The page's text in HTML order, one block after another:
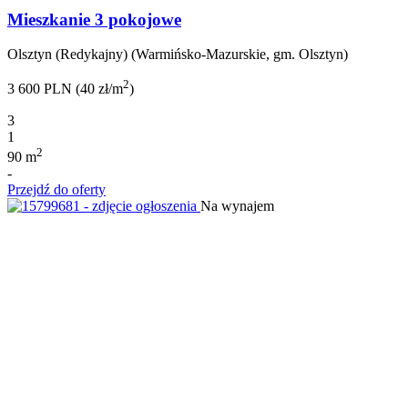
Mieszkanie 3 pokojowe
Olsztyn (Redykajny) (Warmińsko-Mazurskie, gm. Olsztyn)
3 600 PLN (40 zł/m2)
3
1
90 m2
-
Przejdź do oferty
Na wynajem